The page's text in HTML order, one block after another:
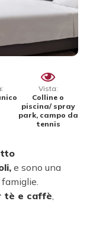
Vista:
Colline o
piscina/ spray
park, campo da
tennis
e sono una
tè e caffè,